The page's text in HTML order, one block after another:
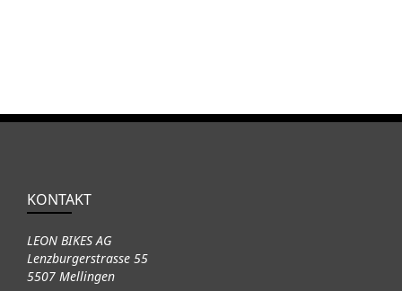
KONTAKT
LEON BIKES AG
Lenzburgerstrasse 55
5507 Mellingen